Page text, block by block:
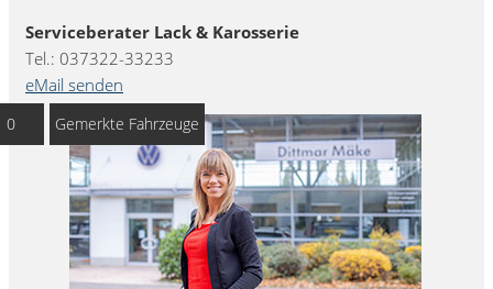
Serviceberater Lack & Karosserie
Tel.: 037322-33233
eMail senden
0 Gemerkte Fahrzeuge